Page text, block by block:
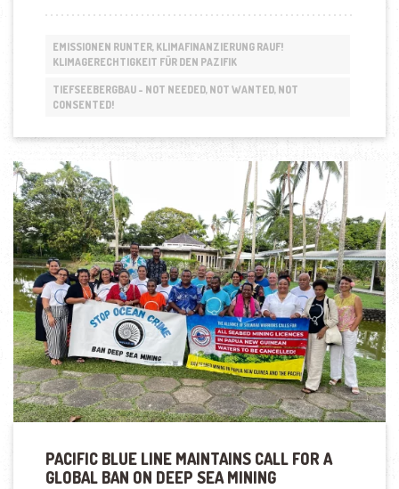
TIDES
ARE
EMISSIONEN RUNTER, KLIMAFINANZIERUNG RAUF!
KLIMAGERECHTIGKEIT FÜR DEN PAZIFIK
TIEFSEEBERGBAU - NOT NEEDED, NOT WANTED, NOT
CONSENTED!
PACIFIC BLUE LINE MAINTAINS CALL FOR A
GLOBAL BAN ON DEEP SEA MINING